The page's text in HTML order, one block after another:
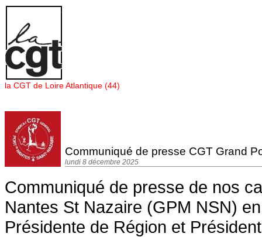
Panneau de gestion des cookies
la CGT de Loire Atlantique (44)
Communiqué de presse CGT Grand
lundi 8 décembre 2025
Communiqué de presse de nos
Nantes St Nazaire (GPM NSN)
Présidente de Région et